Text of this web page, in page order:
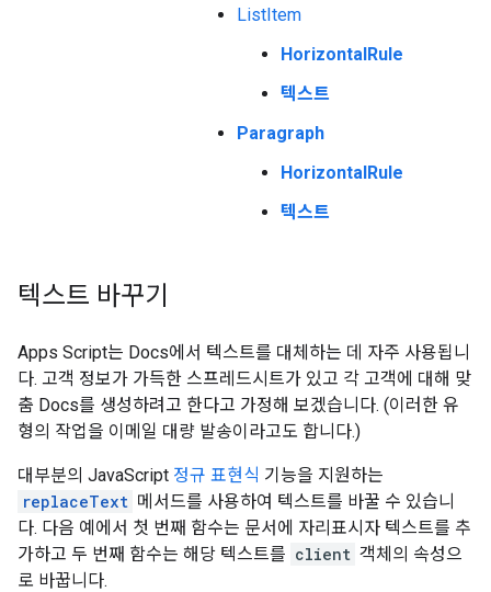
ListItem
HorizontalRule
텍스트
Paragraph
HorizontalRule
텍스트
텍스트 바꾸기
Apps Script는 Docs에서 텍스트를 대체하는 데 자주 사용됩니
다. 고객 정보가 가득한 스프레드시트가 있고 각 고객에 대해 맞
춤 Docs를 생성하려고 한다고 가정해 보겠습니다. (이러한 유
형의 작업을 이메일 대량 발송이라고도 합니다.)
대부분의 JavaScript 정규 표현식 기능을 지원하는
replaceText 메서드를 사용하여 텍스트를 바꿀 수 있습니
다. 다음 예에서 첫 번째 함수는 문서에 자리표시자 텍스트를 추
가하고 두 번째 함수는 해당 텍스트를 client 객체의 속성으
로 바꿉니다.